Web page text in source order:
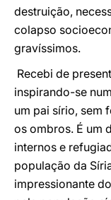
destruição,
colapso
gravíssimos.
Recebi de
inspirando-se
um pai sírio, sem
os ombros. É um
internos e
população da
impressionante